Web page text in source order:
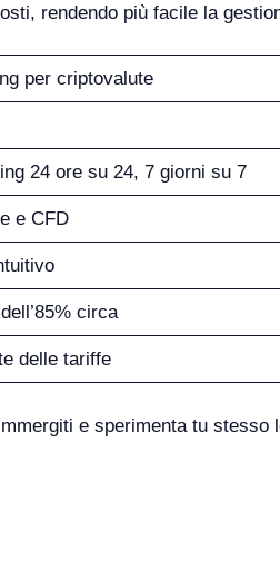
rendendo più facile la
per criptovalute
24 ore su 24, 7 giorni su 7
e CFD
circa
delle tariffe
e sperimenta tu stesso